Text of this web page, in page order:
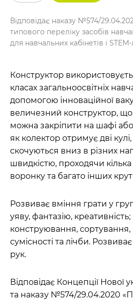
Відповідає наказу №574/
типового переліку засобів
для навчальних кабінетів і
Конструктор
класах загальноосвітніх
допомогою інноваційної
величезний конструктор,
можна закріпити на шафі або
як колектор отримує дві
скочуються вниз в різних
швидкістю, проходячи
воронку та багато інших
Розвиває вміння грати у
уяву, фантазію,
конструювання, сортування,
сумісності та лічби.
рук.
Відповідає Концепції Нової
та наказу №574/29.04.2020